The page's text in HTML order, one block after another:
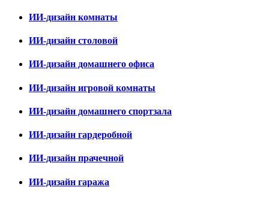
ИИ-дизайн комнаты
ИИ-дизайн столовой
ИИ-дизайн домашнего офиса
ИИ-дизайн игровой комнаты
ИИ-дизайн домашнего спортзала
ИИ-дизайн гардеробной
ИИ-дизайн прачечной
ИИ-дизайн гаража